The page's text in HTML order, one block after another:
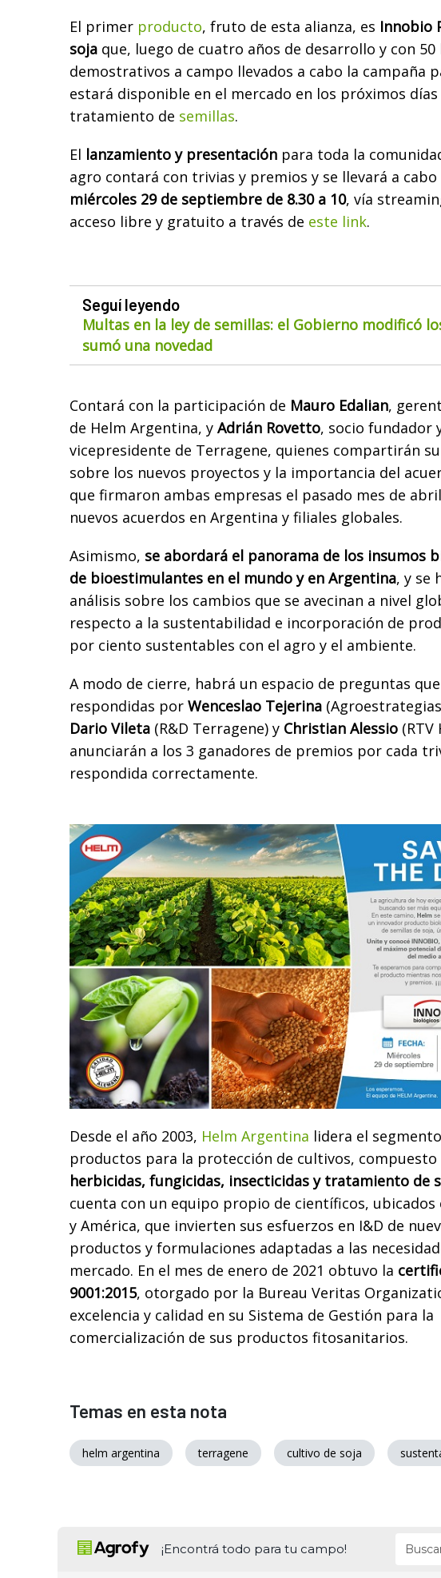
El primer producto, fruto de esta alianza, es Innobio
soja que, luego de cuatro años de desarrollo y con 50
demostrativos a campo llevados a cabo la campaña
estará disponible en el mercado en los próximos
tratamiento de semillas.
El lanzamiento y presentación para toda la
agro contará con trivias y premios y se llevará a cabo
miércoles 29 de septiembre de 8.30 a 10, vía
acceso libre y gratuito a través de este link.
Seguí leyendo
Multas en la ley de semillas: el Gobierno modificó
sumó una novedad
Contará con la participación de Mauro Edalian,
de Helm Argentina, y Adrián Rovetto, socio fundador
vicepresidente de Terragene, quienes compartirán
sobre los nuevos proyectos y la importancia del
que firmaron ambas empresas el pasado mes de
nuevos acuerdos en Argentina y filiales globales.
Asimismo, se abordará el panorama de los insumos
de bioestimulantes en el mundo y en Argentina, y se
análisis sobre los cambios que se avecinan a nivel
respecto a la sustentabilidad e incorporación de
por ciento sustentables con el agro y el ambiente.
A modo de cierre, habrá un espacio de preguntas
respondidas por Wenceslao Tejerina
Dario Vileta (R&D Terragene) y Christian Alessio (RTV
anunciarán a los 3 ganadores de premios por cada
respondida correctamente.
Desde el año 2003, Helm Argentina lidera el
productos para la protección de cultivos,
herbicidas, fungicidas, insecticidas y tratamiento de
cuenta con un equipo propio de científicos, ubicados
y América, que invierten sus esfuerzos en I&D de
productos y formulaciones adaptadas a las
mercado. En el mes de enero de 2021 obtuvo la
9001:2015, otorgado por la Bureau Veritas
excelencia y calidad en su Sistema de Gestión para la
comercialización de sus productos fitosanitarios.
Temas en esta nota
helm argentina terragene cultivo de soja
¡Encontrá todo para tu campo!